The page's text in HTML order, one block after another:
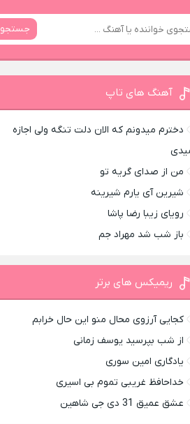
جستجو
آهنگ های تاپ
دخترم میدونم که الان دلت تنگه ولی اجازه
من از صدای گريه تو
شیرین آی یارم شیرینه
رویای زیبا رضا پاشا
باز شب شد مهراد جم
ریمیکس های برتر
کجایی آرزوی محال منو این حال خرابم
از شب بپرسید یوسف زمانی
یادگاری امین سوری
خداحافظ غریبی تموم بی اسیری
عشق عمیق 31 دی جی شاهین